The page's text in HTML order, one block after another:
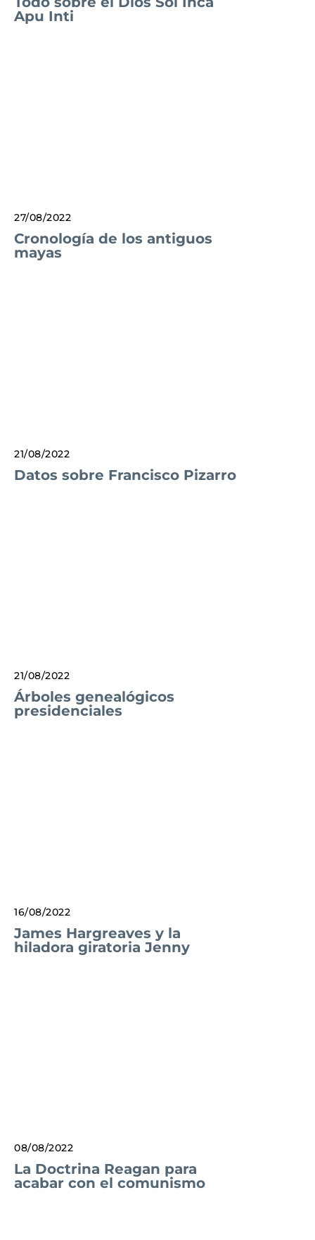
Apu Inti
27/08/2022
Cronología de los antiguos
mayas
21/08/2022
Datos sobre Francisco Pizarro
21/08/2022
Árboles genealógicos
presidenciales
16/08/2022
James Hargreaves y la
hiladora giratoria Jenny
08/08/2022
La Doctrina Reagan para
acabar con el comunismo